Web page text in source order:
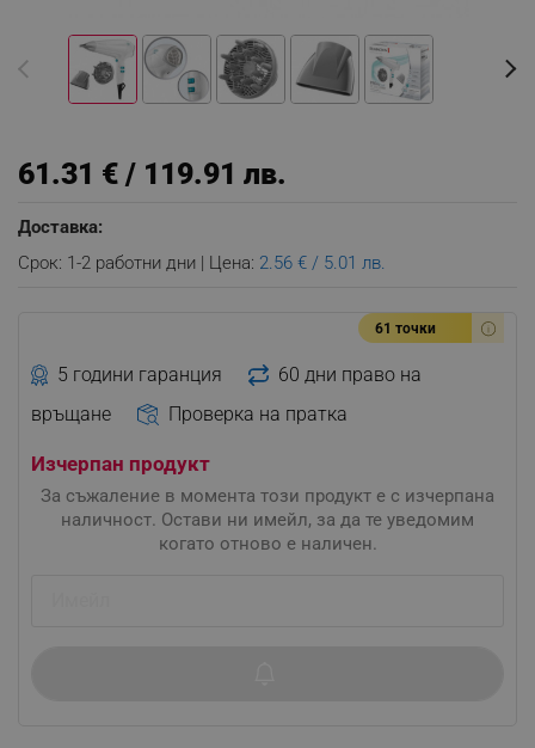
61.31 € / 119.91 лв.
Доставка:
Срок: 1-2 работни дни | Цена: 2.56 € / 5.01 лв.
61 точки
5 години гаранция
60 дни право на
връщане
Проверка на пратка
Изчерпан продукт
За съжаление в момента този продукт е с изчерпана
наличност. Остави ни имейл, за да те уведомим
когато отново е наличен.